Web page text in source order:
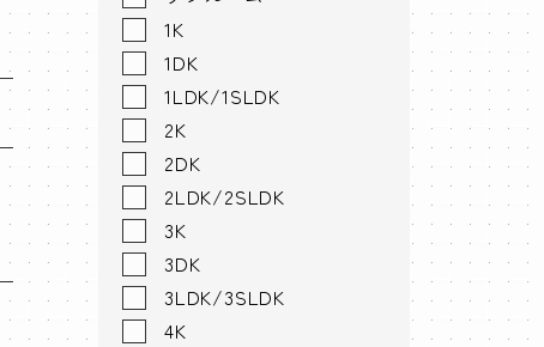
1K
1DK
1LDK/1SLDK
2K
2DK
2LDK/2SLDK
3K
3DK
3LDK/3SLDK
4K